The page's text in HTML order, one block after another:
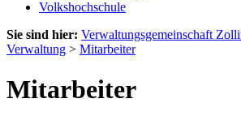
Volkshochschule
Sie sind hier: Verwaltungsgemeinschaft
Verwaltung > Mitarbeiter
Mitarbeiter